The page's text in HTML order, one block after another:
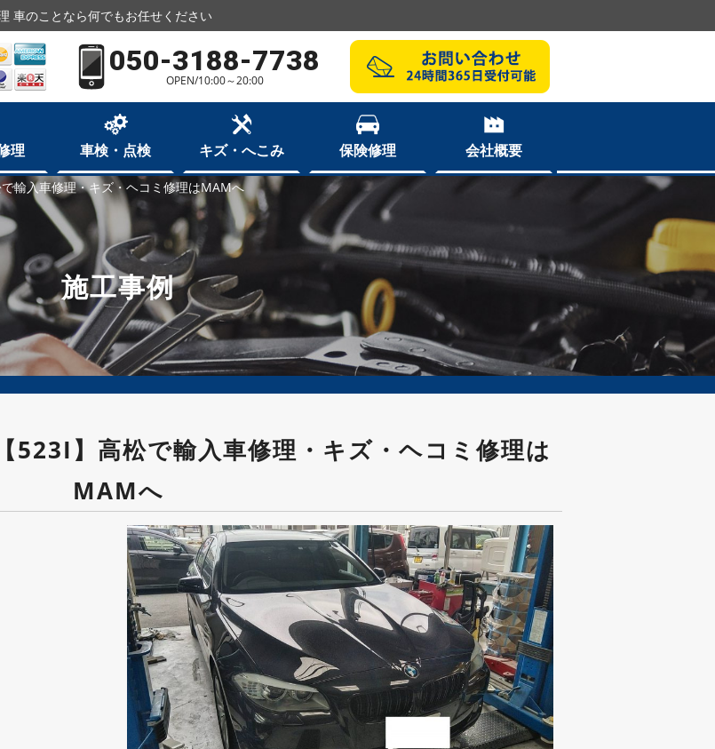
車のことなら何でもお任せください
050-3188-7738
OPEN/10:00～20:00
理 車検・点検 キズ・へこみ 保険修理 会社概要
輸入車修理・キズ・ヘコミ修理はMAMへ
施工事例
】高松で輸入車修理・キズ・ヘコミ修理は
MAMへ